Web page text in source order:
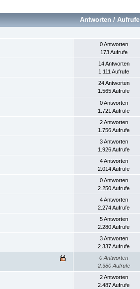
Antworten/ Aufrufe
0 Antworten
173 Aufrufe
14 Antworten
1.111 Aufrufe
24 Antworten
1.565 Aufrufe
0 Antworten
1.721 Aufrufe
2 Antworten
1.756 Aufrufe
3 Antworten
1.926 Aufrufe
4 Antworten
2.014 Aufrufe
0 Antworten
2.250 Aufrufe
4 Antworten
2.274 Aufrufe
5 Antworten
2.280 Aufrufe
3 Antworten
2.337 Aufrufe
0 Antworten
2.380 Aufrufe
2 Antworten
2.487 Aufrufe